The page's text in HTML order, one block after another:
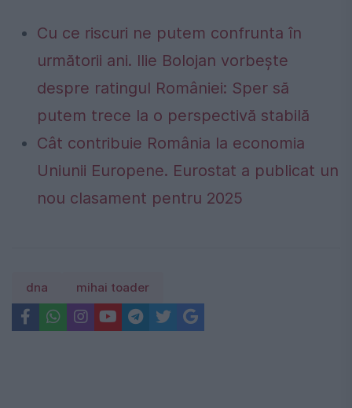
Cu ce riscuri ne putem confrunta în
următorii ani. Ilie Bolojan vorbește
despre ratingul României: Sper să
putem trece la o perspectivă stabilă
Cât contribuie România la economia
Uniunii Europene. Eurostat a publicat un
nou clasament pentru 2025
dna mihai toader